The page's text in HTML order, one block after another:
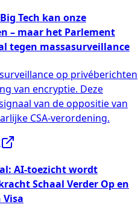
Tech kan onze
– maar het Parlement
tegen massasurveillance
op privéberichten
van encryptie. Deze
van de oppositie van
CSA-verordening.
AI-toezicht wordt
Schaal Verder Op en